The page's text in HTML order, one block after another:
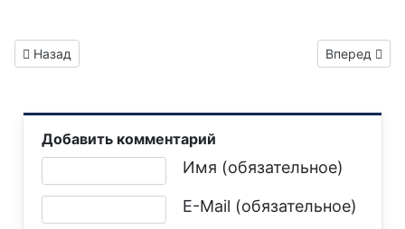
Предыдущий: Газета "Горловка.Сегодня" выпуск №121
Назад Следующий:
Вперед
Добавить комментарий
Имя (обязательное)
E-Mail (обязательное)
Текст комментария